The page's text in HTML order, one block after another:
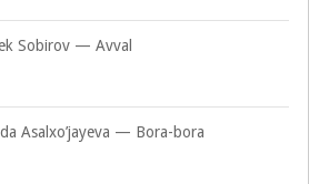
Sobirov — Avval
Asalxo’jayeva — Bora-bora